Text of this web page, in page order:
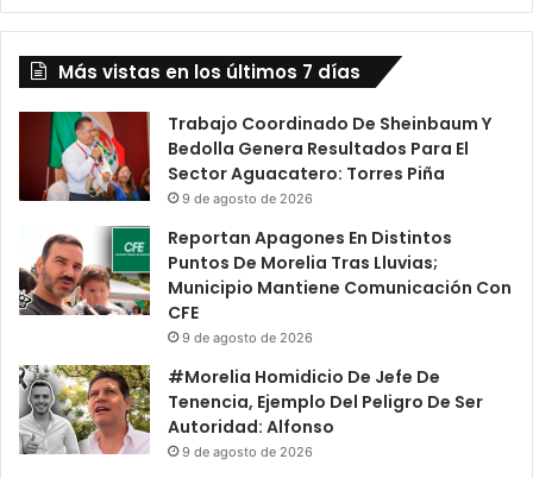
Y
De
Voces
Más vistas en los últimos 7 días
Trabajo Coordinado De Sheinbaum Y
Bedolla Genera Resultados Para El
Sector Aguacatero: Torres Piña
9 de agosto de 2026
Reportan Apagones En Distintos
Puntos De Morelia Tras Lluvias;
Municipio Mantiene Comunicación Con
CFE
9 de agosto de 2026
#Morelia Homidicio De Jefe De
Tenencia, Ejemplo Del Peligro De Ser
Autoridad: Alfonso
9 de agosto de 2026